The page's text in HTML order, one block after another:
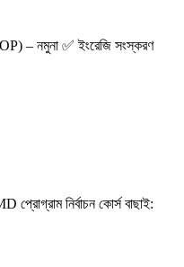
– নমুনা ✅ ইংরেজি সংস্করণ
নির্বাচন কোর্স বাছাই: